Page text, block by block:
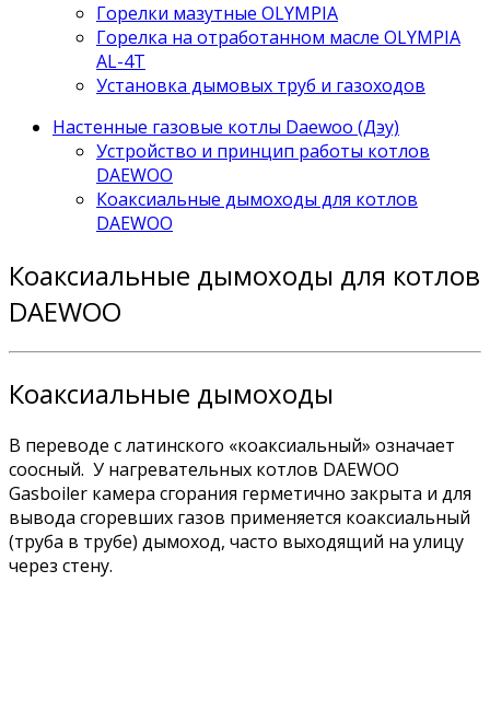
Горелки мазутные OLYMPIA
Горелка на отработанном масле OLYMPIA
AL-4T
Установка дымовых труб и газоходов
Настенные газовые котлы Daewoo (Дэу)
Устройство и принцип работы котлов
DAEWOO
Коаксиальные дымоходы для котлов
DAEWOO
Коаксиальные дымоходы для котлов
DAEWOO
Коаксиальные дымоходы
В переводе с латинского «коаксиальный» означает
соосный. У нагревательных котлов DAEWOO
Gasboiler камера сгорания герметично закрыта и для
вывода сгоревших газов применяется коаксиальный
(труба в трубе) дымоход, часто выходящий на улицу
через стену.